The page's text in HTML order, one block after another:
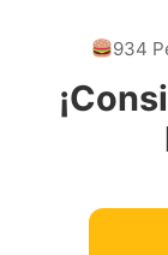
934